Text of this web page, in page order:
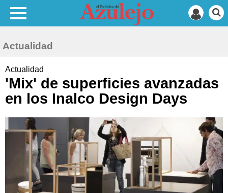
Actualidad
Actualidad
'Mix' de superficies avanzadas
en los Inalco Design Days